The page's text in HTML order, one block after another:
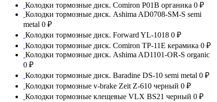
Колодки тормозные диск. Comiron P01B органика 0 ₽
Колодки тормозные диск. Ashima AD0708-SM-S semi
metal 0 ₽
Колодки тормозные диск. Forward YL-1018 0 ₽
Колодки тормозные диск. Comiron TP-11E керамика 0 ₽
Колодки тормозные диск. Ashima AD1101-OR-S organic
0 ₽
Колодки тормозные диск. Baradine DS-10 semi metal 0 ₽
Колодки тормозные v-brake Zeit Z-610 черный 0 ₽
Колодки тормозные клещевые VLX BS21 черный 0 ₽